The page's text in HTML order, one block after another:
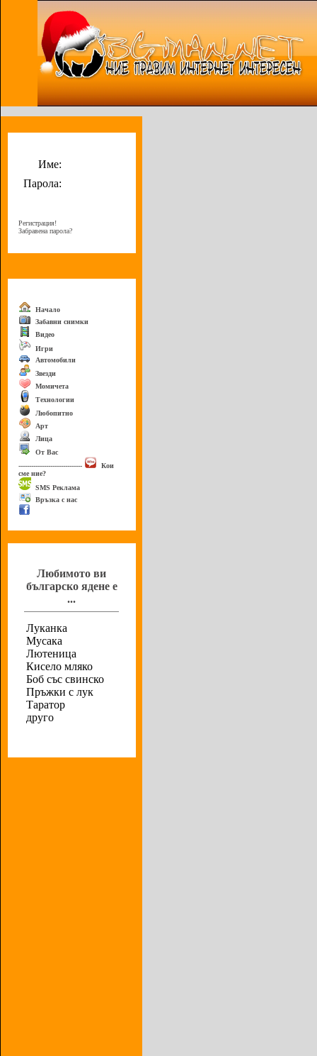
Име:
Парола:
Регистрация!
Забравена парола?
Начало
Забавни снимки
Видео
Игри
Автомобили
Звезди
Момичета
Технологии
Любопитно
Арт
Лица
От Вас
------------------------------
Кои
сме ние?
SMS Реклама
Връзка с нас
Любимото ви
българско ядене е
...
Луканка
Мусака
Лютеница
Кисело мляко
Боб със свинско
Пръжки с лук
Таратор
друго